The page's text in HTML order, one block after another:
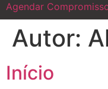
Agendar
Autor:
Início